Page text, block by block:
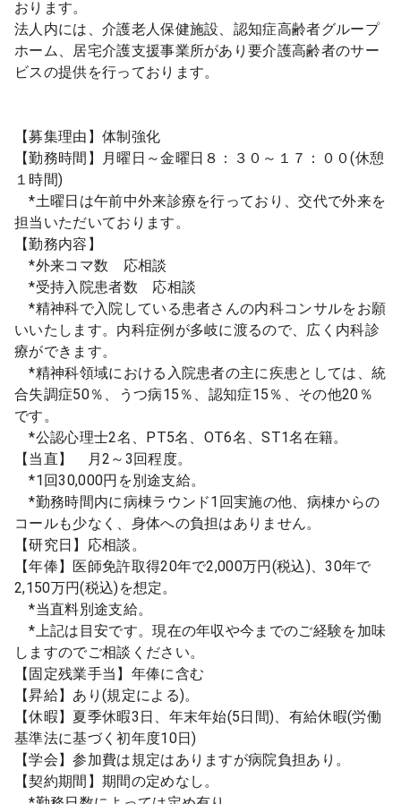
おります。
法人内には、介護老人保健施設、認知症高齢者グループ
ホーム、居宅介護支援事業所があり要介護高齢者のサー
ビスの提供を行っております。
【募集理由】体制強化
【勤務時間】月曜日～金曜日８：３０～１７：００(休憩
１時間)
*土曜日は午前中外来診療を行っており、交代で外来を
担当いただいております。
【勤務内容】
*外来コマ数 応相談
*受持入院患者数 応相談
*精神科で入院している患者さんの内科コンサルをお願
いいたします。内科症例が多岐に渡るので、広く内科診
療ができます。
*精神科領域における入院患者の主に疾患としては、統
合失調症50％、うつ病15％、認知症15％、その他20％
です。
*公認心理士2名、PT5名、OT6名、ST1名在籍。
【当直】 月2～3回程度。
*1回30,000円を別途支給。
*勤務時間内に病棟ラウンド1回実施の他、病棟からの
コールも少なく、身体への負担はありません。
【研究日】応相談。
【年俸】医師免許取得20年で2,000万円(税込)、30年で
2,150万円(税込)を想定。
*当直料別途支給。
*上記は目安です。現在の年収や今までのご経験を加味
しますのでご相談ください。
【固定残業手当】年俸に含む
【昇給】あり(規定による)。
【休暇】夏季休暇3日、年末年始(5日間)、有給休暇(労働
基準法に基づく初年度10日)
【学会】参加費は規定はありますが病院負担あり。
【契約期間】期間の定めなし。